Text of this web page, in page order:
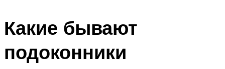
Какие бывают
подоконники